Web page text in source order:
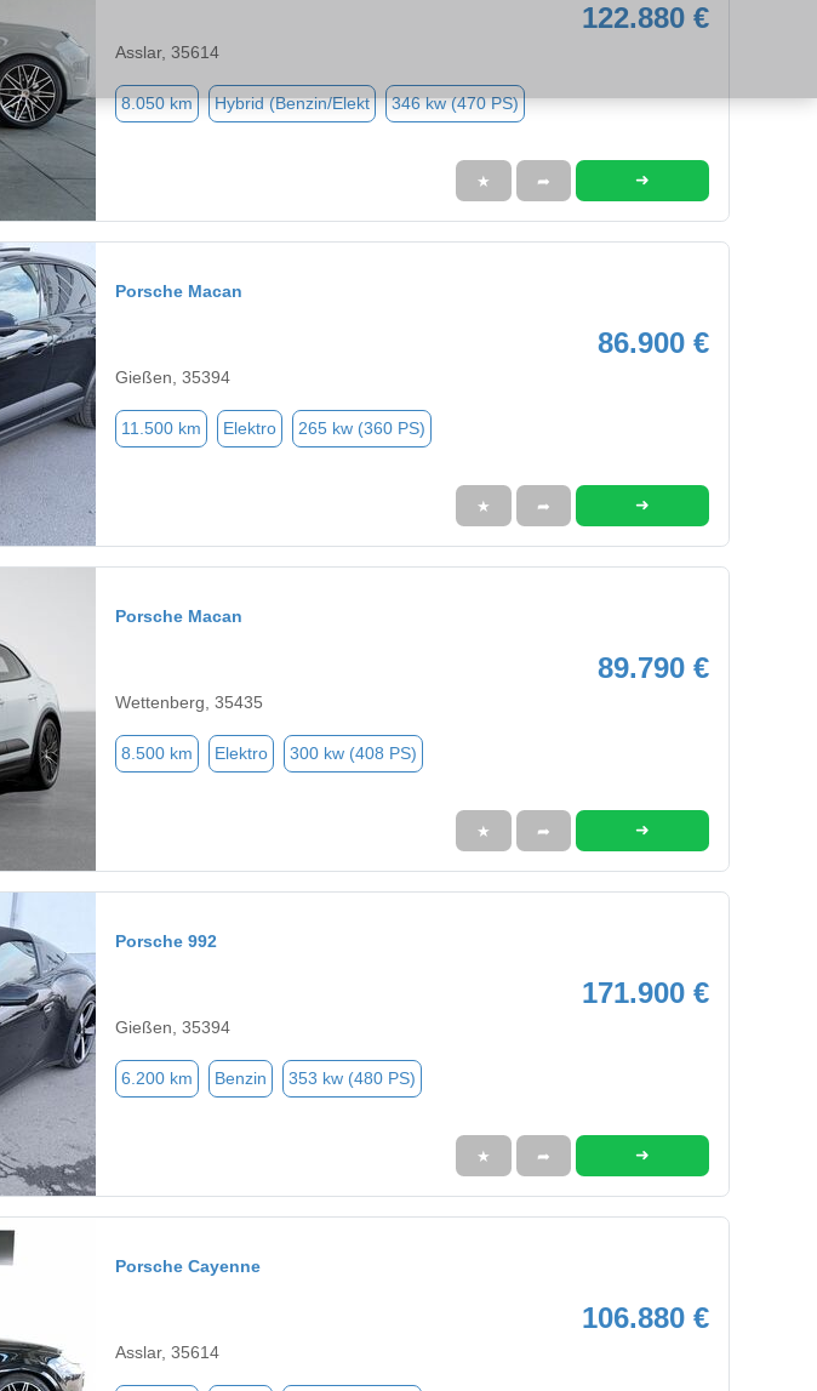
122.880 €
Asslar, 35614
8.050 km Hybrid (Benzin/Elekt 346 kw (470 PS)
★ ➦ ➜
Porsche Macan
86.900 €
Gießen, 35394
11.500 km Elektro 265 kw (360 PS)
★ ➦ ➜
Porsche Macan
89.790 €
Wettenberg, 35435
8.500 km Elektro 300 kw (408 PS)
★ ➦ ➜
Porsche 992
171.900 €
Gießen, 35394
6.200 km Benzin 353 kw (480 PS)
★ ➦ ➜
Porsche Cayenne
106.880 €
Asslar, 35614